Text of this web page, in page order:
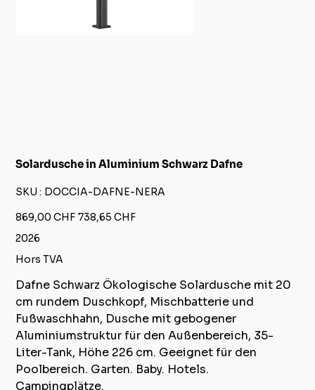
Solardusche in Aluminium Schwarz Dafne
SKU : SKU
DOCCIA-
NERA
DOCCIA-DAFNE-NERA
Prix
d’origine
869,00 CHF Prix
promotionnel
738,65 CHF
2026
Hors TVA
Dafne Schwarz Ökologische Solardusche mit 20
cm rundem Duschkopf, Mischbatterie und
Fußwaschhahn, Dusche mit gebogener
Aluminiumstruktur für den Außenbereich, 35-
Liter-Tank, Höhe 226 cm. Geeignet für den
Poolbereich. Garten. Baby. Hotels.
Campingplätze.